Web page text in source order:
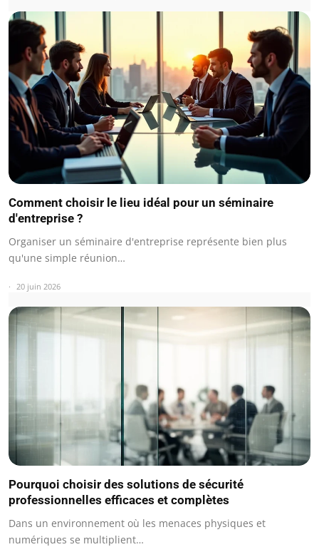
Comment choisir le lieu idéal pour un séminaire
d'entreprise ?
Organiser un séminaire d'entreprise représente bien plus
qu'une simple réunion…
20 juin 2026
Pourquoi choisir des solutions de sécurité
professionnelles efficaces et complètes
Dans un environnement où les menaces physiques et
numériques se multiplient…